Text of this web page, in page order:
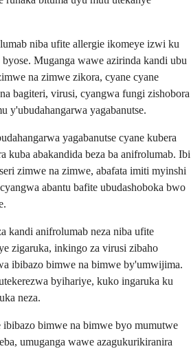
niba ufite allergie ikomeye izwi ku
Muganga wawe azirinda kandi ubu
na zimwe zikora, cyane cyane
bagiteri, virusi, cyangwa fungi zishobora
y'ubudahangarwa yagabanutse.
yagabanutse cyane kubera
kuba abakandida beza ba anifrolumab. Ibi
zimwe na zimwe, abafata imiti myinshi
abantu bafite ubudashoboka bwo
kandi anifrolumab neza niba ufite
zigaruka, inkingo za virusi zibaho
ibibazo bimwe na bimwe by'umwijima.
byihariye, kuko ingaruka ku
neza.
bimwe na bimwe byo mumutwe
umuganga wawe azagukurikiranira